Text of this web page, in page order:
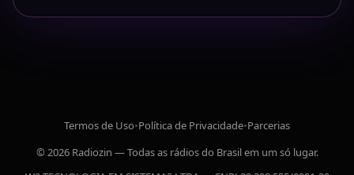
Termos de Uso•Política de Privacidade•Parcerias
© 2026 Radiozin — Todas as rádios do Brasil em um só lugar.